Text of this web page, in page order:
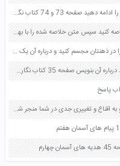
یکی از متن های ناتمام زیر را انتخاب کنید و نوشته را ادامه دهید صفحه 73 و 74 کتاب نگارش فارسی پنجم دبستان
یکی از درس های مندرج در کتاب درسی خود را خلاصه کنید سپس متن خلاصه شده را با بهره گیری از روش های دسته بندی نمودار جدول نقشه مفهومی نشان دهید صفحه 118 نگارش یازدهم
یکی از صدا های آبشار به هم خوردن برگ ها زنبور را در ذهنتان مجسم کنید و درباره آن یک بند بنویسید صفحه 11 نگارش پنجم
یکی از دو موضوع را به دلخواه انتخاب کن و یک بند درباره آن بنویس صفحه 35 کتاب نگارش فارسی سوم
پاسخ
یکی از موثرترین پیام هایی را که دریافت کرده اید و به اقناع و تغییری جدی در شما منجر شده است برسی کنید و علت این تاثیر گذاری قابل توجه را بنویسید صفحه 52 تفکر و سواد رسانه ای دهم